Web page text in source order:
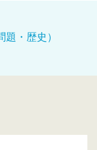
・歴史）